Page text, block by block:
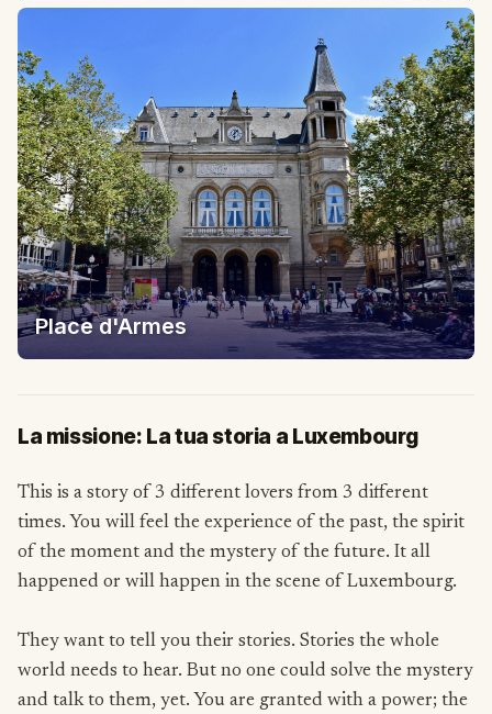
Place d'Armes
La missione: La tua storia a Luxembourg
This is a story of 3 different lovers from 3 different
times. You will feel the experience of the past, the spirit
of the moment and the mystery of the future. It all
happened or will happen in the scene of Luxembourg.
They want to tell you their stories. Stories the whole
world needs to hear. But no one could solve the mystery
and talk to them, yet. You are granted with a power; the